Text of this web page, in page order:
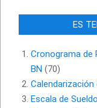
ES
Cronograma de
BN (70)
Calendarización
Escala de